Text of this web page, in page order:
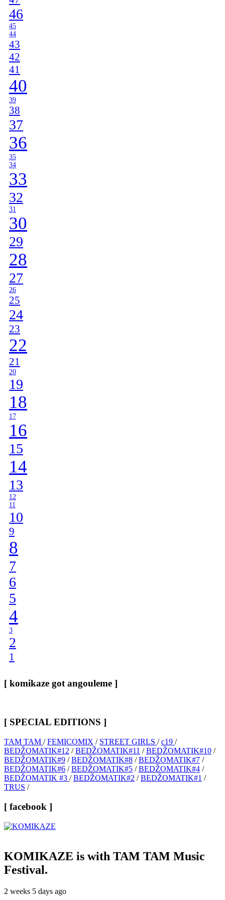
46
45
44
43
42
41
40
39
38
37
36
35
34
33
32
31
30
29
28
27
26
25
24
23
22
21
20
19
18
17
16
15
14
13
12
11
10
9
8
7
6
5
4
3
2
1
[ komikaze got angouleme ]
[ SPECIAL EDITIONS ]
TAM TAM /FEMICOMIX / STREET GIRLS /c19 /
BEDŽOMATIK#12 /BEDŽOMATIK#11 /BEDŽOMATIK#10 /
BEDŽOMATIK#9 /BEDŽOMATIK#8 /BEDŽOMATIK#7 /
BEDŽOMATIK#6 /BEDŽOMATIK#5 /BEDŽOMATIK#4 /
BEDŽOMATIK #3 /BEDŽOMATIK#2 /BEDŽOMATIK#1 /
TRUS /
[ facebook ]
KOMIKAZE is with TAM TAM Music
Festival.
2 weeks 5 days ago